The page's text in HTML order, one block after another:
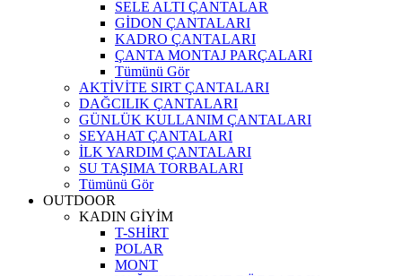
SELE ALTI ÇANTALAR
GİDON ÇANTALARI
KADRO ÇANTALARI
ÇANTA MONTAJ PARÇALARI
Tümünü Gör
AKTİVİTE SIRT ÇANTALARI
DAĞCILIK ÇANTALARI
GÜNLÜK KULLANIM ÇANTALARI
SEYAHAT ÇANTALARI
İLK YARDIM ÇANTALARI
SU TAŞIMA TORBALARI
Tümünü Gör
OUTDOOR
KADIN GİYİM
T-SHİRT
POLAR
MONT